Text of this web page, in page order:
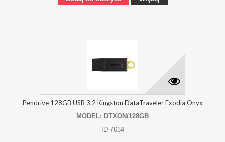
Pendrive 128GB USB 3.2 Kingston DataTraveler Exodia Onyx
MODEL: DTXON/128GB
ID-7634